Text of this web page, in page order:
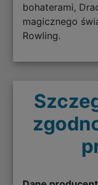
bohaterami,
magicznego
Rowling.